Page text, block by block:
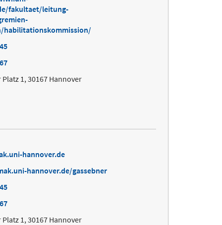
fakultaet/leitung-
habilitationskommission/
1, 30167 Hannover
hannover.de
hannover.de/gassebner
1, 30167 Hannover